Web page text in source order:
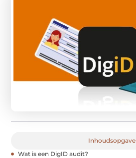
Inhoudsopgave
Wat is een DigID audit?